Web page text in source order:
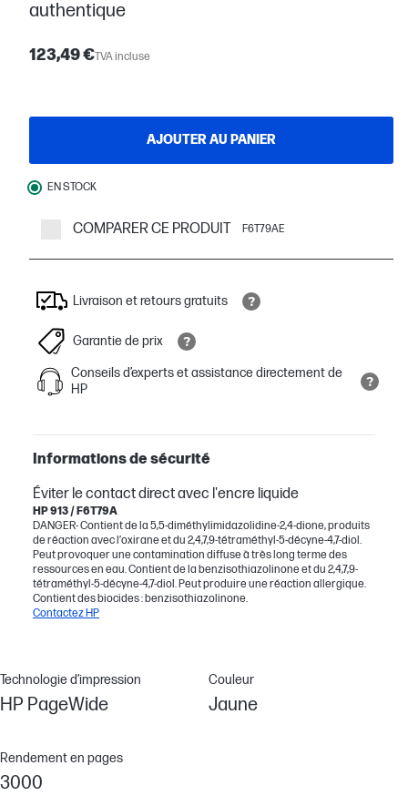
authentique
123,49 €TVA incluse
AJOUTER AU PANIER
EN STOCK
COMPARER CE PRODUIT F6T79AE
Livraison et retours gratuits
Garantie de prix
Conseils d’experts et assistance directement de
HP
Informations de sécurité
Éviter le contact direct avec l'encre liquide
HP 913 / F6T79A
DANGER- Contient de la 5,5-diméthylimidazolidine-2,4-dione, produits
de réaction avec l’oxirane et du 2,4,7,9-tétraméthyl-5-décyne-4,7-diol.
Peut provoquer une contamination diffuse à très long terme des
ressources en eau. Contient de la benzisothiazolinone et du 2,4,7,9-
tétraméthyl-5-décyne-4,7-diol. Peut produire une réaction allergique.
Contient des biocides : benzisothiazolinone.
Contactez HP
Technologie d’impression
HP PageWide
Couleur
Jaune
Rendement en pages
3000